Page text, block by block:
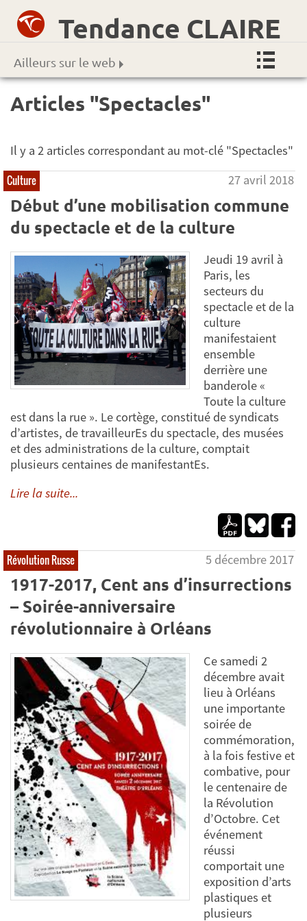
Tendance CLAIRE
Ailleurs sur le web
Articles "Spectacles"
Il y a 2 articles correspondant au mot-clé "Spectacles"
Culture 27 avril 2018
Début d’une mobilisation commune
du spectacle et de la culture
Jeudi 19 avril à
Paris, les
secteurs du
spectacle et de la
culture
manifestaient
ensemble
derrière une
banderole «
Toute la culture
est dans la rue ». Le cortège, constitué de syndicats
d’artistes, de travailleurEs du spectacle, des musées
et des administrations de la culture, comptait
plusieurs centaines de manifestantEs.
Lire la suite...
Révolution Russe 5 décembre 2017
1917-2017, Cent ans d’insurrections
– Soirée-anniversaire
révolutionnaire à Orléans
Ce samedi 2
décembre avait
lieu à Orléans
une importante
soirée de
commémoration,
à la fois festive et
combative, pour
le centenaire de
la Révolution
d’Octobre. Cet
événement
réussi
comportait une
exposition d’arts
plastiques et
plusieurs